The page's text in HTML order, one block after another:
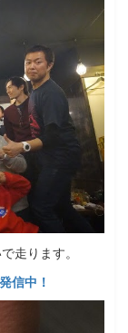
走ります。
信中！